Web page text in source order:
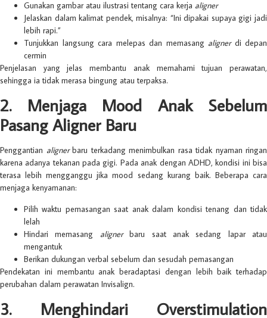
Gunakan gambar atau ilustrasi tentang cara kerja aligner
Jelaskan dalam kalimat pendek, misalnya: “Ini dipakai supaya gigi jadi
lebih rapi.”
Tunjukkan langsung cara melepas dan memasang alignerdi depan
cermin
Penjelasan yang jelas membantu anak memahami tujuan perawatan,
sehingga ia tidak merasa bingung atau terpaksa.
2. Menjaga Mood Anak Sebelum
Pasang Aligner Baru
Penggantian alignerbaru terkadang menimbulkan rasa tidak nyaman ringan
karena adanya tekanan pada gigi. Pada anak dengan ADHD, kondisi ini bisa
terasa lebih mengganggu jika mood sedang kurang baik. Beberapa cara
menjaga kenyamanan:
Pilih waktu pemasangan saat anak dalam kondisi tenang dan tidak
lelah
Hindari memasang alignerbaru saat anak sedang lapar atau
mengantuk
Berikan dukungan verbal sebelum dan sesudah pemasangan
Pendekatan ini membantu anak beradaptasi dengan lebih baik terhadap
perubahan dalam perawatan Invisalign.
3. Menghindari Overstimulation